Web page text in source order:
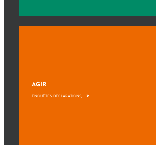
AGIR
ENQUÊTES, DÉCLARATIONS, ... >